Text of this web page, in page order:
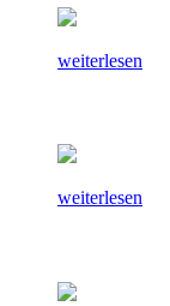
weiterlesen
weiterlesen